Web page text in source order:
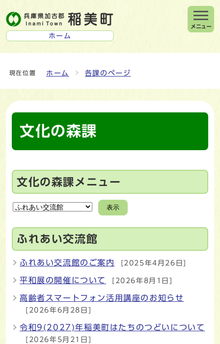
ホーム
メニュー
現在位置 ホーム 各課のページ
文化の森課
文化の森課メニュー
表示
ふれあい交流館
ふれあい交流館のご案内 [2025年4月26日]
平和展の開催について [2026年8月1日]
高齢者スマートフォン活用講座のお知らせ
[2026年6月28日]
令和9(2027)年稲美町はたちのつどいについて
[2026年5月21日]